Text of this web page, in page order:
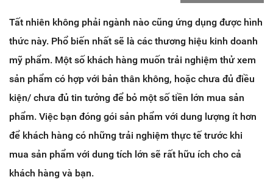
Tất nhiên không phải ngành nào cũng ứng dụng được hình
thức này. Phổ biến nhất sẽ là các thương hiệu kinh doanh
mỹ phẩm. Một số khách hàng muốn trải nghiệm thử xem
sản phẩm có hợp với bản thân không, hoặc chưa đủ điều
kiện/ chưa đủ tin tưởng để bỏ một số tiền lớn mua sản
phẩm. Việc bạn đóng gói sản phẩm với dung lượng ít hơn
để khách hàng có những trải nghiệm thực tế trước khi
mua sản phẩm với dung tích lớn sẽ rất hữu ích cho cả
khách hàng và bạn.